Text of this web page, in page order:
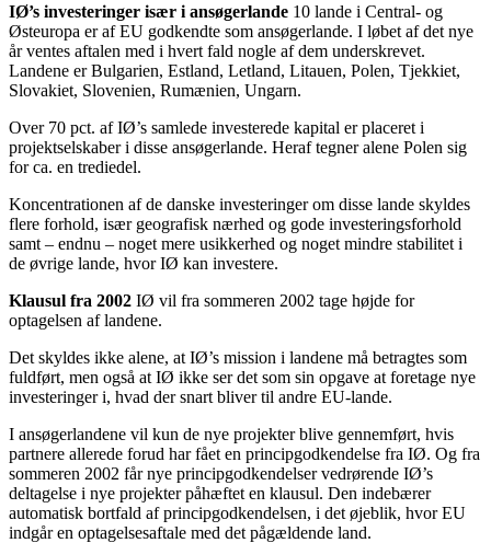
IØ’s investeringer især i ansøgerlande 10 lande i Central- og
Østeuropa er af EU godkendte som ansøgerlande. I løbet af det nye
år ventes aftalen med i hvert fald nogle af dem underskrevet.
Landene er Bulgarien, Estland, Letland, Litauen, Polen, Tjekkiet,
Slovakiet, Slovenien, Rumænien, Ungarn.
Over 70 pct. af IØ’s samlede investerede kapital er placeret i
projektselskaber i disse ansøgerlande. Heraf tegner alene Polen sig
for ca. en trediedel.
Koncentrationen af de danske investeringer om disse lande skyldes
flere forhold, især geografisk nærhed og gode investeringsforhold
samt – endnu – noget mere usikkerhed og noget mindre stabilitet i
de øvrige lande, hvor IØ kan investere.
Klausul fra 2002 IØ vil fra sommeren 2002 tage højde for
optagelsen af landene.
Det skyldes ikke alene, at IØ’s mission i landene må betragtes som
fuldført, men også at IØ ikke ser det som sin opgave at foretage nye
investeringer i, hvad der snart bliver til andre EU-lande.
I ansøgerlandene vil kun de nye projekter blive gennemført, hvis
partnere allerede forud har fået en principgodkendelse fra IØ. Og fra
sommeren 2002 får nye principgodkendelser vedrørende IØ’s
deltagelse i nye projekter påhæftet en klausul. Den indebærer
automatisk bortfald af principgodkendelsen, i det øjeblik, hvor EU
indgår en optagelsesaftale med det pågældende land.